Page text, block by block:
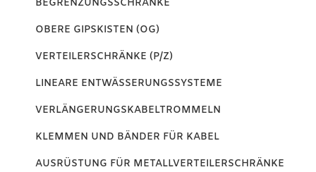
BEGRENZUNGSSCHRÄNKE
OBERE GIPSKISTEN (OG)
VERTEILERSCHRÄNKE (P/Z)
LINEARE ENTWÄSSERUNGSSYSTEME
VERLÄNGERUNGSKABELTROMMELN
KLEMMEN UND BÄNDER FÜR KABEL
AUSRÜSTUNG FÜR METALLVERTEILERSCHRÄNKE